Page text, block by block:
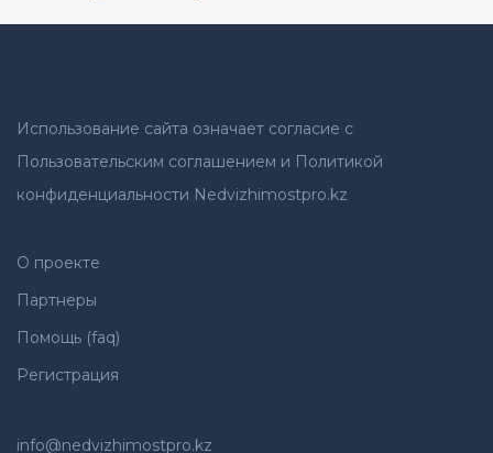
Использование сайта означает согласие с
Пользовательским соглашением и Политикой
конфиденциальности Nedvizhimostpro.kz
О проекте
Партнеры
Помощь (faq)
Регистрация
info@nedvizhimostpro.kz